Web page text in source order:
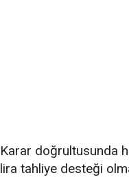
Karar doğrultusunda
lira tahliye desteği